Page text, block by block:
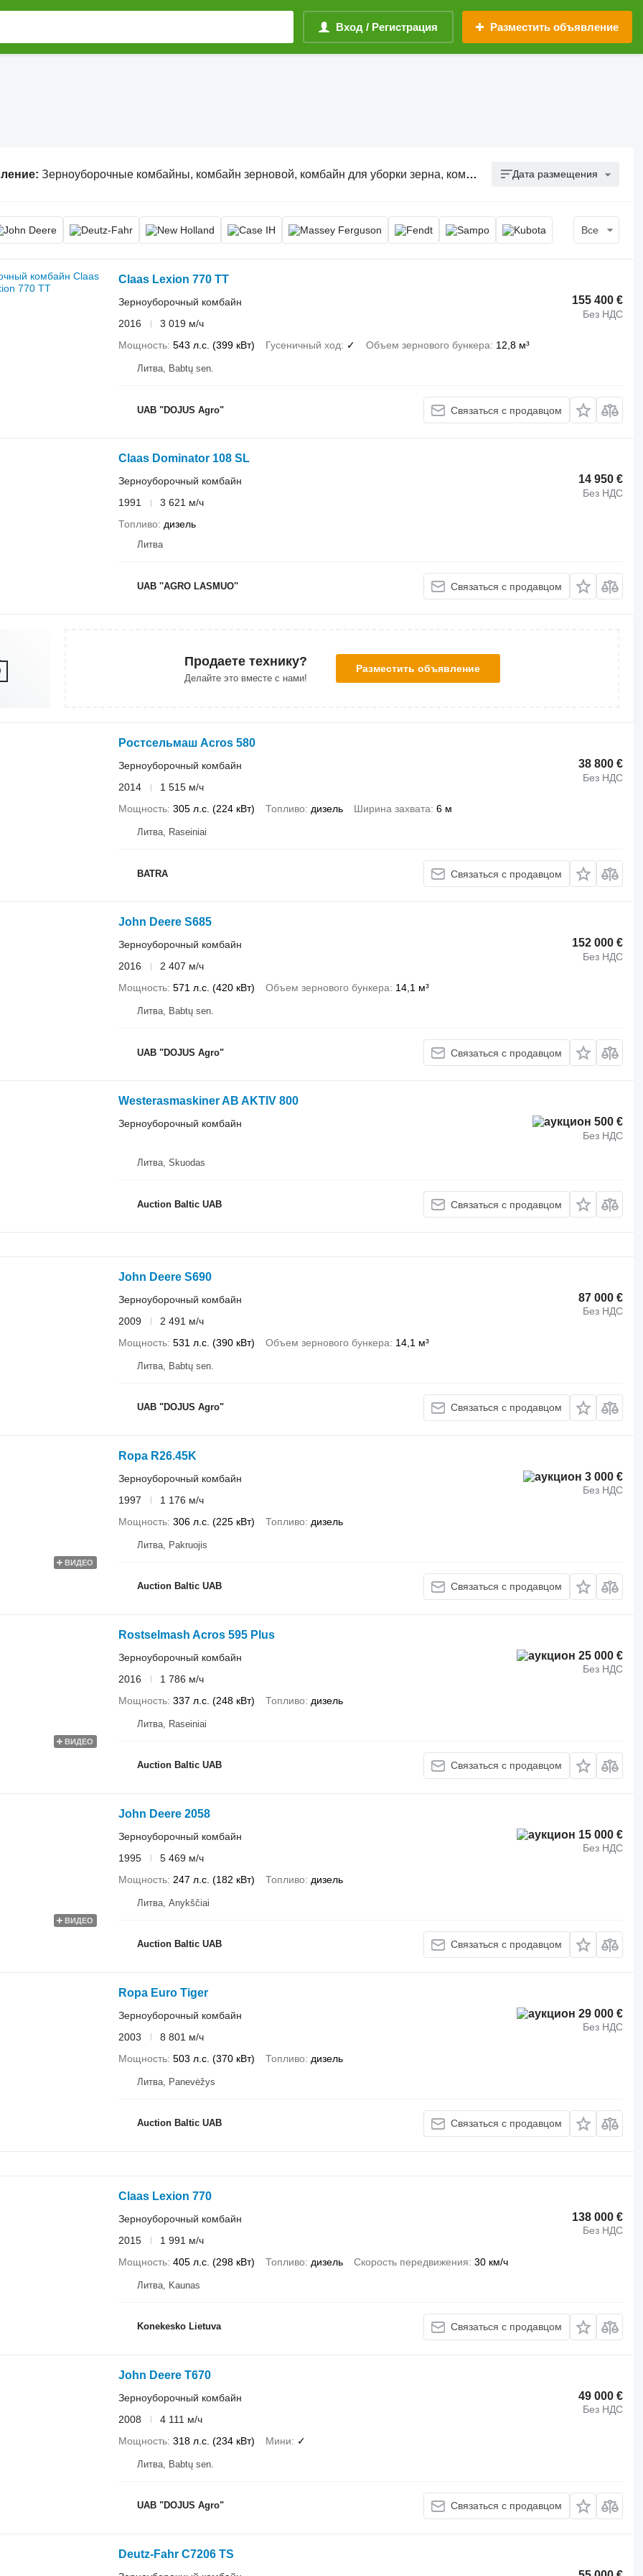
Вход / Регистрация Разместить объявление
Зерноуборочные комбайны, комбайн зерновой, комбайн для уборки зерна, комбайн для уборки зерновых Дата размещения
Все
Claas Lexion 770 TT
155 400 €
Без НДС
Зерноуборочный комбайн
2016
3 019 м/ч
Мощность 543 л.с. (399 кВт) Гусеничный ход ✓ Объем зернового бункера 12,8 м³
Литва, Babtų sen.
UAB "DOJUS Agro" Связаться с продавцом
Claas Dominator 108 SL
14 950 €
Без НДС
Зерноуборочный комбайн
1991
3 621 м/ч
Топливо
дизель
Литва
UAB ''AGRO LASMUO'' Связаться с продавцом
Продаете технику?
Делайте это вместе с нами!
Разместить объявление
Ростсельмаш Acros 580
38 800 €
Без НДС
Зерноуборочный комбайн
2014
1 515 м/ч
Мощность 305 л.с. (224 кВт) Топливо дизель Ширина захвата 6 м
Литва, Raseiniai
BATRA Связаться с продавцом
John Deere S685
152 000 €
Без НДС
Зерноуборочный комбайн
2016
2 407 м/ч
Мощность 571 л.с. (420 кВт) Объем зернового бункера 14,1 м³
Литва, Babtų sen.
UAB "DOJUS Agro" Связаться с продавцом
Westerasmaskiner AB AKTIV 800
500 €
Без НДС
Зерноуборочный комбайн
Литва, Skuodas
Auction Baltic UAB Связаться с продавцом
John Deere S690
87 000 €
Без НДС
Зерноуборочный комбайн
2009
2 491 м/ч
Мощность 531 л.с. (390 кВт) Объем зернового бункера 14,1 м³
Литва, Babtų sen.
UAB "DOJUS Agro" Связаться с продавцом
ВИДЕО
Ropa R26.45K
3 000 €
Без НДС
Зерноуборочный комбайн
1997
1 176 м/ч
Мощность 306 л.с. (225 кВт) Топливо дизель
Литва, Pakruojis
Auction Baltic UAB Связаться с продавцом
ВИДЕО
Rostselmash Acros 595 Plus
25 000 €
Без НДС
Зерноуборочный комбайн
2016
1 786 м/ч
Мощность 337 л.с. (248 кВт) Топливо дизель
Литва, Raseiniai
Auction Baltic UAB Связаться с продавцом
ВИДЕО
John Deere 2058
15 000 €
Без НДС
Зерноуборочный комбайн
1995
5 469 м/ч
Мощность 247 л.с. (182 кВт) Топливо дизель
Литва, Anykščiai
Auction Baltic UAB Связаться с продавцом
Ropa Euro Tiger
29 000 €
Без НДС
Зерноуборочный комбайн
2003
8 801 м/ч
Мощность 503 л.с. (370 кВт) Топливо дизель
Литва, Panevėžys
Auction Baltic UAB Связаться с продавцом
Claas Lexion 770
138 000 €
Без НДС
Зерноуборочный комбайн
2015
1 991 м/ч
Мощность 405 л.с. (298 кВт) Топливо дизель Скорость передвижения 30 км/ч
Литва, Kaunas
Konekesko Lietuva Связаться с продавцом
John Deere T670
49 000 €
Без НДС
Зерноуборочный комбайн
2008
4 111 м/ч
Мощность 318 л.с. (234 кВт) Мини ✓
Литва, Babtų sen.
UAB "DOJUS Agro" Связаться с продавцом
Deutz-Fahr C7206 TS